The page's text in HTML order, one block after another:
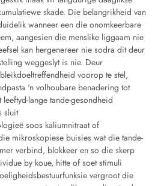
skade. Die belangrikheid van
wanneer een die onomkeerbare
aangesien die menslike liggaam nie
kan hergenereer nie sodra dit deur
weggeslyt is nie. Deur
voorop te stel,
'n volhoubare benadering tot
lange tande-gesondheid
sluit
soos kaliumnitraat of
mikroskopiese buisies wat die tande-
verbind, blokkeer en so die skerp
by koue, hitte of soet stimuli
vergroot die